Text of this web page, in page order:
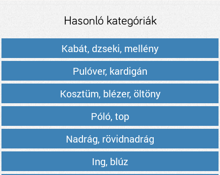
Hasonló kategóriák
Kabát, dzseki, mellény
Pulóver, kardigán
Kosztüm, blézer, öltöny
Póló, top
Nadrág, rövidnadrág
Ing, blúz